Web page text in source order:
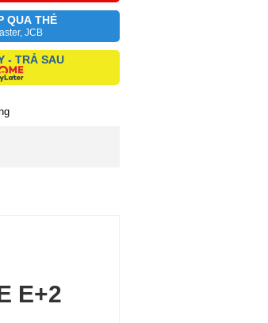
QUA THẺ
JCB
- TRẢ SAU
E+2